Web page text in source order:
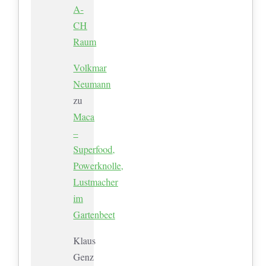
A-
CH
Raum
Volkmar
Neumann
zu
Maca
–
Superfood,
Powerknolle,
Lustmacher
im
Gartenbeet
Klaus
Genz